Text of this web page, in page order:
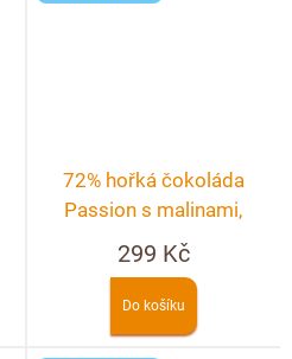
72% hořká čokoláda
Passion s malinami,
pistáciemi a pekanovými
ořechy
299 Kč
Do košíku